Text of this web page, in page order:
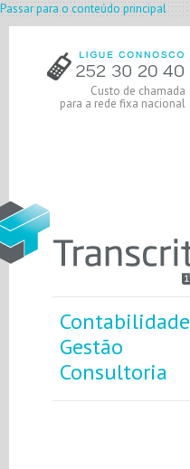
Passar para o conteúdo principal
Custo de chamada
para a rede fixa nacional
Contabilidade
Gestão
Consultoria